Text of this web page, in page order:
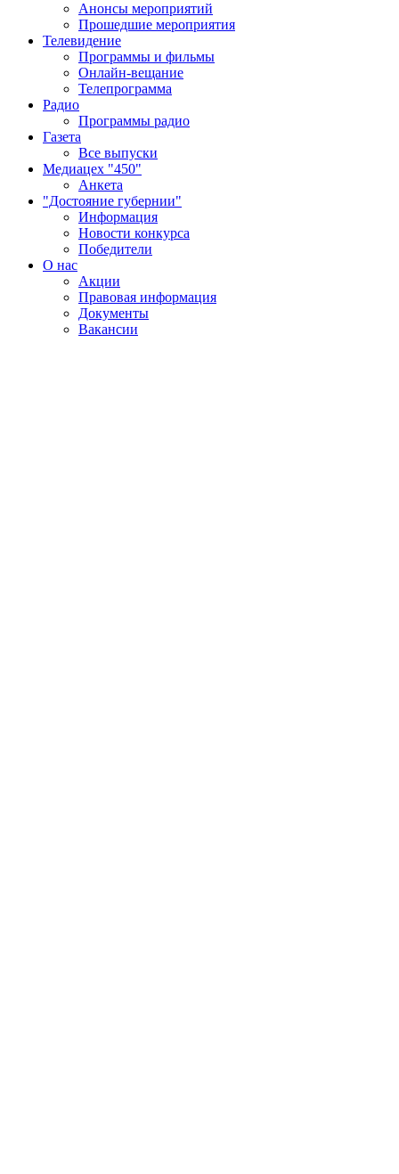
Анонсы мероприятий
Прошедшие мероприятия
Телевидение
Программы и фильмы
Онлайн-вещание
Телепрограмма
Радио
Программы радио
Газета
Все выпуски
Медиацех "450"
Анкета
"Достояние губернии"
Информация
Новости конкурса
Победители
О нас
Акции
Правовая информация
Документы
Вакансии